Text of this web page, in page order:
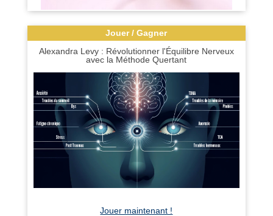
Jouer / Gagner
Alexandra Levy : Révolutionner l'Équilibre Nerveux
avec la Méthode Quertant
Jouer maintenant !